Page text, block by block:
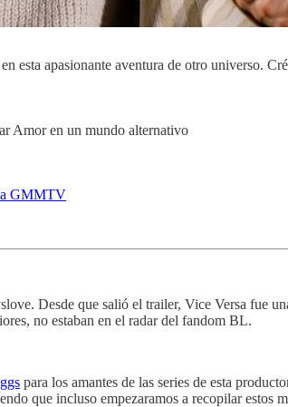
esta apasionante aventura de otro universo.
Amor en un mundo alternativo
GMMTV
Desde que salió el trailer, Vice Versa fue
no estaban en el radar del fandom BL.
para los amantes de las series de esta
que incluso empezaramos a recopilar estos